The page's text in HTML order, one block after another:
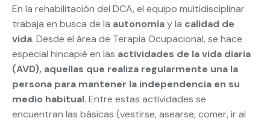
En la rehabilitación del DCA, el equipo multidisciplinar
trabaja en busca de la autonomíay la calidad de
vida. Desde el área de Terapia Ocupacional, se hace
especial hincapié en las actividades de la vida diaria
(AVD), aquellas que realiza regularmente una la
persona para mantener la independencia en su
medio habitual. Entre estas actividades se
encuentran las básicas (vestirse, asearse, comer, ir al